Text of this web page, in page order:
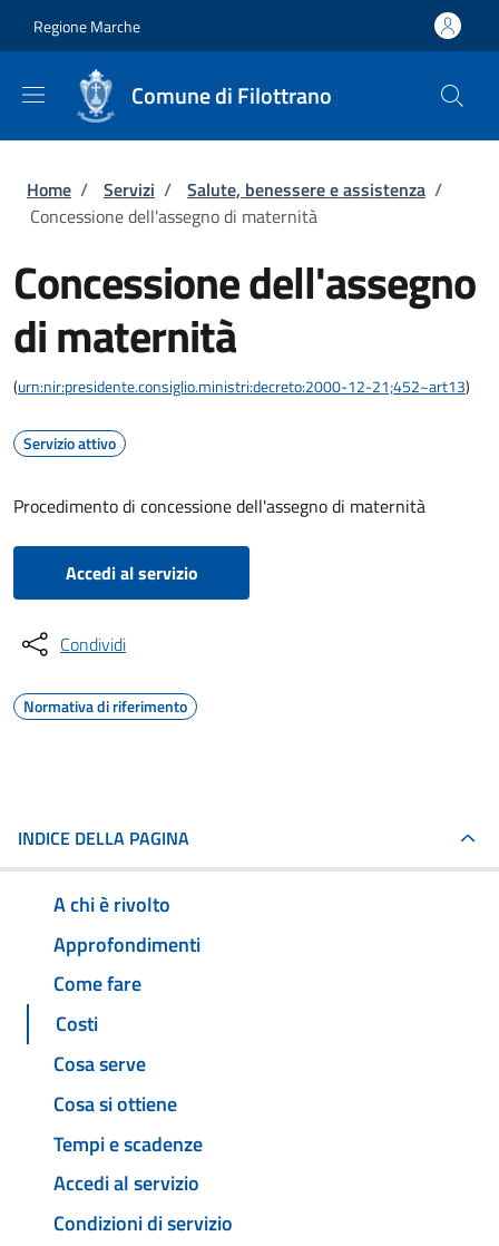
Regione Marche
Comune di Filottrano
Briciole di pane
Home / Servizi / Salute, benessere e assistenza /
Concessione dell'assegno di maternità
Concessione dell'assegno
di maternità
(urn:nir:presidente.consiglio.ministri:decreto:2000-12-21;452~art13)
Servizio attivo
Procedimento di concessione dell'assegno di maternità
Accedi al servizio
Condividi
Normativa di riferimento
INDICE DELLA PAGINA
A chi è rivolto
Approfondimenti
Come fare
Costi
Cosa serve
Cosa si ottiene
Tempi e scadenze
Accedi al servizio
Condizioni di servizio